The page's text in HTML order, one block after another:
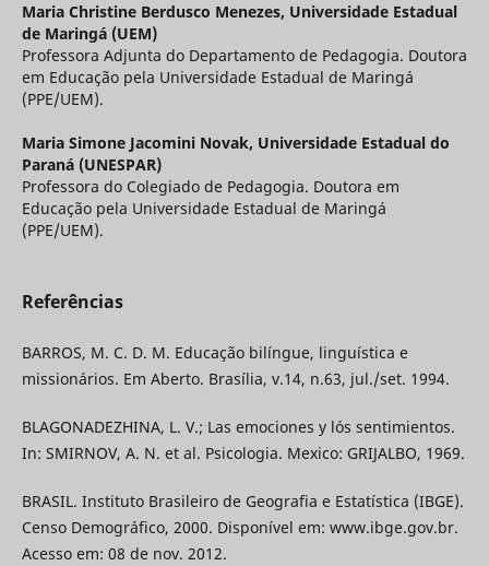
Maria Christine Berdusco Menezes, Universidade Estadual
de Maringá (UEM)
Professora Adjunta do Departamento de Pedagogia. Doutora
em Educação pela Universidade Estadual de Maringá
(PPE/UEM).
Maria Simone Jacomini Novak, Universidade Estadual do
Paraná (UNESPAR)
Professora do Colegiado de Pedagogia. Doutora em
Educação pela Universidade Estadual de Maringá
(PPE/UEM).
Referências
BARROS, M. C. D. M. Educação bilíngue, linguística e
missionários. Em Aberto. Brasília, v.14, n.63, jul./set. 1994.
BLAGONADEZHINA, L. V.; Las emociones y lós sentimientos.
In: SMIRNOV, A. N. et al. Psicologia. Mexico: GRIJALBO, 1969.
BRASIL. Instituto Brasileiro de Geografia e Estatística (IBGE).
Censo Demográfico, 2000. Disponível em: www.ibge.gov.br.
Acesso em: 08 de nov. 2012.